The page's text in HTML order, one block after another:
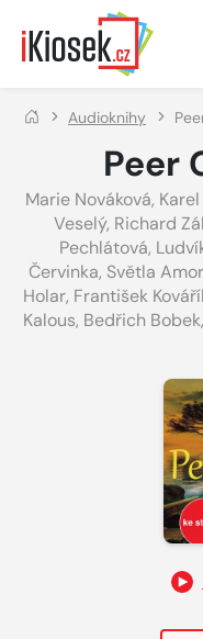
Přejít na hlavní obsah
Audioknihy
Peer
Marie Nováková,
Veselý, Richard
Pechlátová,
Červinka, Světla
Holar, František
Kalous, Bedřich Bobek,